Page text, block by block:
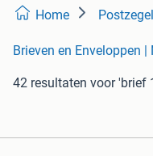
Home
Brieven en Enveloppen |
42 resultaten voor 'brief